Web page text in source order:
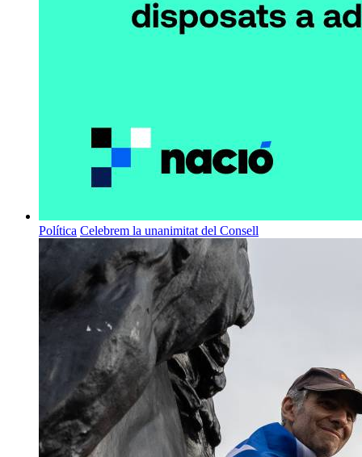
Política Celebrem la unanimitat del Consell